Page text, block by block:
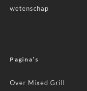
wetenschap
Pagina’s
Over Mixed Grill